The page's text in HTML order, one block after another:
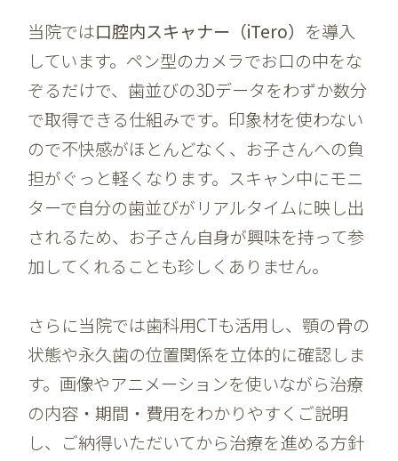
当院では口腔内スキャナー（iTero） を導入
しています。ペン型のカメラでお口の中をな
ぞるだけで、歯並びの3Dデータをわずか数分
で取得できる仕組みです。印象材を使わない
ので不快感がほとんどなく、お子さんへの負
担がぐっと軽くなります。スキャン中にモニ
ターで自分の歯並びがリアルタイムに映し出
されるため、お子さん自身が興味を持って参
加してくれることも珍しくありません。
さらに当院では歯科用CTも活用し、顎の骨の
状態や永久歯の位置関係を立体的に確認しま
す。画像やアニメーションを使いながら治療
の内容・期間・費用をわかりやすくご説明
し、ご納得いただいてから治療を進める方針